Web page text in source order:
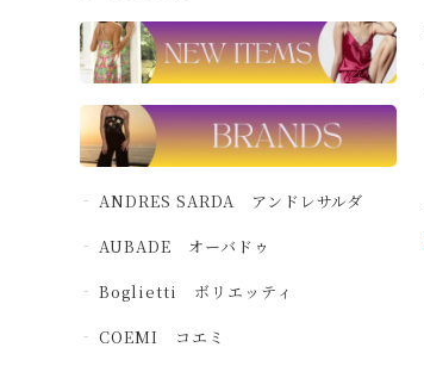
ANDRES SARDA アンドレサルダ
AUBADE オーバドゥ
Boglietti ボリエッティ
COEMI コエミ